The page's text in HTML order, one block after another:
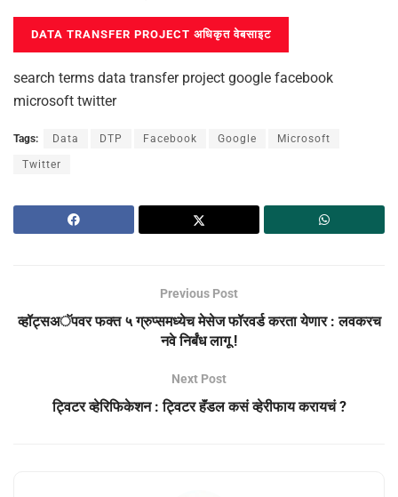
DATA TRANSFER PROJECT अधिकृत वेबसाइट
search terms data transfer project google facebook
microsoft twitter
Tags: Data DTP Facebook Google Microsoft
Twitter
Previous Post
व्हॉट्सअॅपवर फक्त ५ ग्रुप्समध्येच मेसेज फॉरवर्ड करता येणार : लवकरच
नवे निर्बंध लागू !
Next Post
ट्विटर व्हेरिफिकेशन : ट्विटर हॅंडल कसं व्हेरीफाय करायचं ?